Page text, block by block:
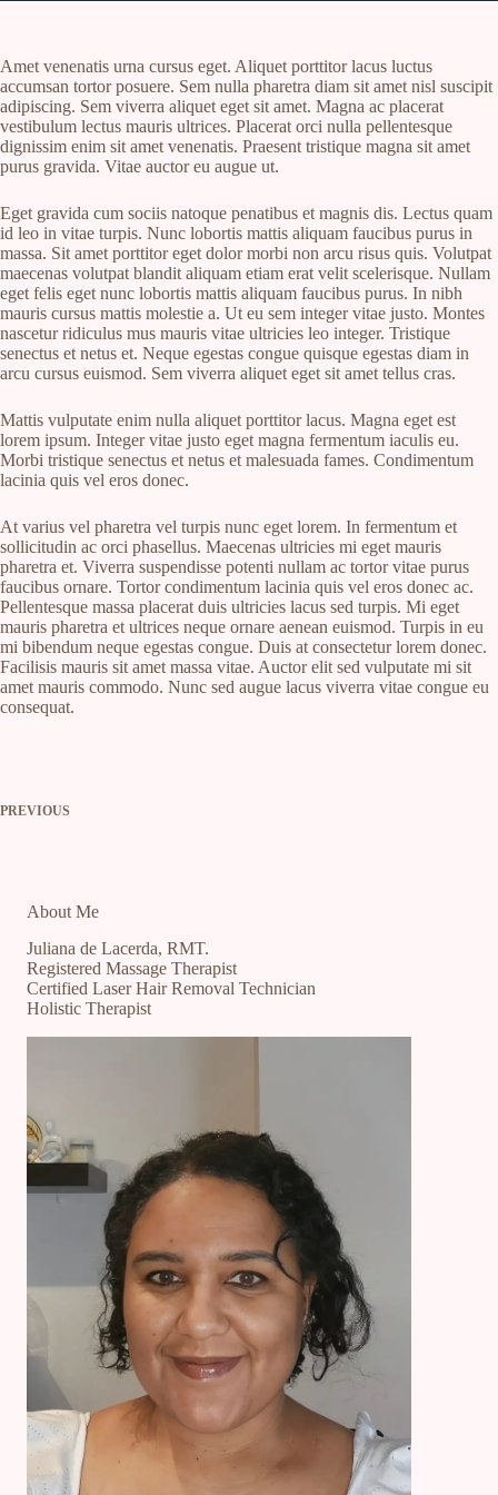
Amet venenatis urna cursus eget. Aliquet porttitor lacus luctus
accumsan tortor posuere. Sem nulla pharetra diam sit amet nisl suscipit
adipiscing. Sem viverra aliquet eget sit amet. Magna ac placerat
vestibulum lectus mauris ultrices. Placerat orci nulla pellentesque
dignissim enim sit amet venenatis. Praesent tristique magna sit amet
purus gravida. Vitae auctor eu augue ut.
Eget gravida cum sociis natoque penatibus et magnis dis. Lectus quam
id leo in vitae turpis. Nunc lobortis mattis aliquam faucibus purus in
massa. Sit amet porttitor eget dolor morbi non arcu risus quis. Volutpat
maecenas volutpat blandit aliquam etiam erat velit scelerisque. Nullam
eget felis eget nunc lobortis mattis aliquam faucibus purus. In nibh
mauris cursus mattis molestie a. Ut eu sem integer vitae justo. Montes
nascetur ridiculus mus mauris vitae ultricies leo integer. Tristique
senectus et netus et. Neque egestas congue quisque egestas diam in
arcu cursus euismod. Sem viverra aliquet eget sit amet tellus cras.
Mattis vulputate enim nulla aliquet porttitor lacus. Magna eget est
lorem ipsum. Integer vitae justo eget magna fermentum iaculis eu.
Morbi tristique senectus et netus et malesuada fames. Condimentum
lacinia quis vel eros donec.
At varius vel pharetra vel turpis nunc eget lorem. In fermentum et
sollicitudin ac orci phasellus. Maecenas ultricies mi eget mauris
pharetra et. Viverra suspendisse potenti nullam ac tortor vitae purus
faucibus ornare. Tortor condimentum lacinia quis vel eros donec ac.
Pellentesque massa placerat duis ultricies lacus sed turpis. Mi eget
mauris pharetra et ultrices neque ornare aenean euismod. Turpis in eu
mi bibendum neque egestas congue. Duis at consectetur lorem donec.
Facilisis mauris sit amet massa vitae. Auctor elit sed vulputate mi sit
amet mauris commodo. Nunc sed augue lacus viverra vitae congue eu
consequat.
PREVIOUS
About Me
Juliana de Lacerda, RMT.
Registered Massage Therapist
Certified Laser Hair Removal Technician
Holistic Therapist